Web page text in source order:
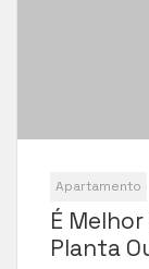
Apartamento
É
Planta